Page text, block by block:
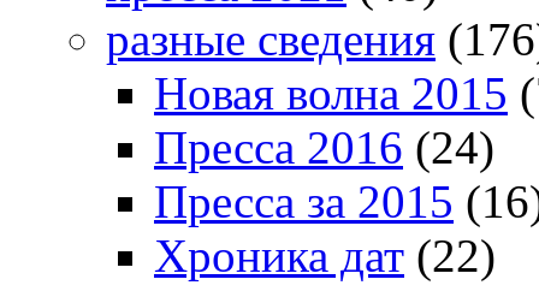
разные сведения
Новая волна 2015
Пресса 2016 (24)
Пресса за 2015
Хроника дат (22)